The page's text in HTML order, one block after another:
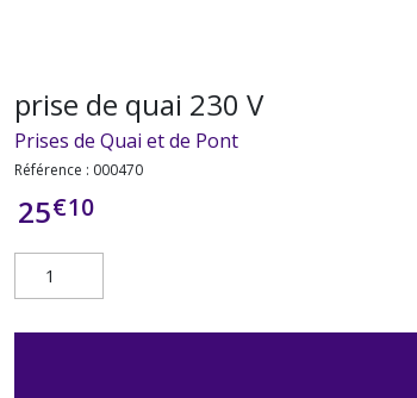
prise de quai 230 V
Prises de Quai et de Pont
Référence : 000470
25€10